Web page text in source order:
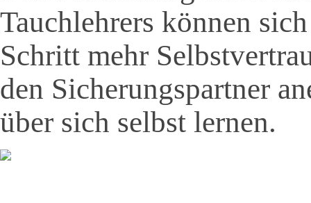
Tauchlehrers können
Schritt mehr
den Sicherungspartner
über sich selbst lernen.